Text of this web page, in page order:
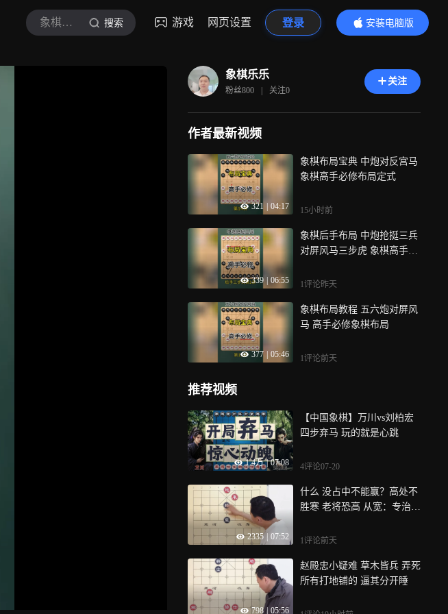
象棋乐乐 搜索 游戏 网页设置 登录
安装电脑版
内容更精彩
象棋乐乐
粉丝800 | 关注0
关注
作者最新视频
321 04:17
象棋布局宝典 中炮对反宫马
象棋高手必修布局定式
15小时前
339 06:55
象棋后手布局 中炮抢挺三兵
对屏风马三步虎 象棋高手必
1评论昨天
377 05:46
象棋布局教程 五六炮对屏风
马 高手必修象棋布局
1评论前天
推荐视频
1.4万 | 07:08
【中国象棋】万川vs刘柏宏
四步弃马 玩的就是心跳
4评论07-20
2335 07:52
什么 没占中不能赢？高处不
胜寒 老将恐高 从宽：专治恐
1评论前天
798 05:56
赵殿忠小疑难 草木皆兵 弄死
所有打地铺的 逼其分开睡